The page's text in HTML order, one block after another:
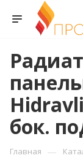
бок.
Главная —